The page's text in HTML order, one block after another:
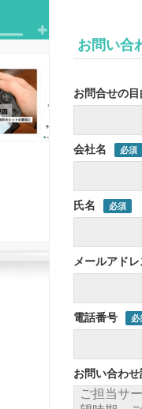
お問い合
お問合せの目
会社名
氏名
メールアドレ
電話番号
お問い合わ